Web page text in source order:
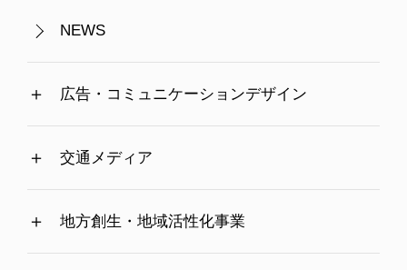
NEWS
広告・コミュニケーションデザイン
交通メディア
地方創生・地域活性化事業